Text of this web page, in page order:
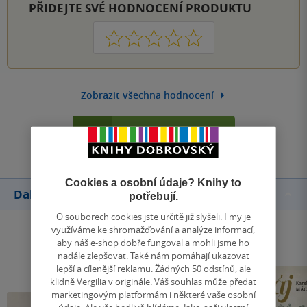
PŘIDEJTE SVÉ HODNOCENÍ PRODUKTU
1 2 3 4 5
Zobrazit všechna hodnocení
Další knihy autora
Cookies a osobní údaje? Knihy to
potřebují.
O souborech cookies jste určitě již slyšeli. I my je
využíváme ke shromažďování a analýze informací,
aby náš e-shop dobře fungoval a mohli jsme ho
nadále zlepšovat. Také nám pomáhají ukazovat
lepší a cílenější reklamu. Žádných 50 odstínů, ale
klidně Vergilia v originále. Váš souhlas může předat
marketingovým platformám i některé vaše osobní